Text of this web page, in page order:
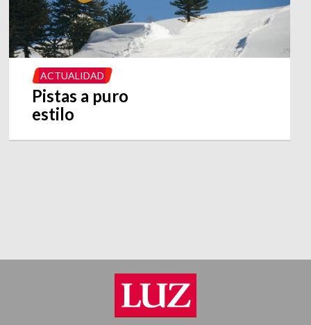
ACTUALIDAD
Pistas a puro
estilo